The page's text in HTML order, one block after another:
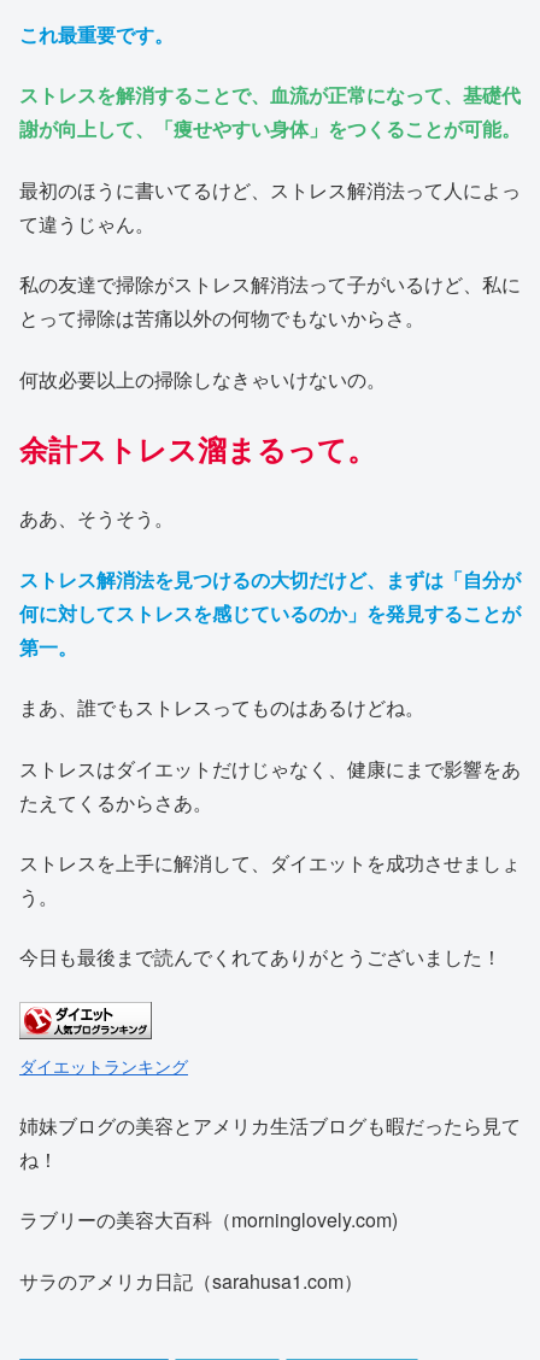
これ最重要です。
ストレスを解消することで、血流が正常になって、基礎代
謝が向上して、「痩せやすい身体」をつくることが可能。
最初のほうに書いてるけど、ストレス解消法って人によっ
て違うじゃん。
私の友達で掃除がストレス解消法って子がいるけど、私に
とって掃除は苦痛以外の何物でもないからさ。
何故必要以上の掃除しなきゃいけないの。
余計ストレス溜まるって。
ああ、そうそう。
ストレス解消法を見つけるの大切だけど、まずは「自分が
何に対してストレスを感じているのか」を発見することが
第一。
まあ、誰でもストレスってものはあるけどね。
ストレスはダイエットだけじゃなく、健康にまで影響をあ
たえてくるからさあ。
ストレスを上手に解消して、ダイエットを成功させましょ
う。
今日も最後まで読んでくれてありがとうございました！
ダイエットランキング
姉妹ブログの美容とアメリカ生活ブログも暇だったら見て
ね！
ラブリーの美容大百科（morninglovely.com)
サラのアメリカ日記（sarahusa1.com）